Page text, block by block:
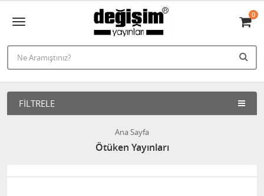
0
FILTRELE
Ana Sayfa
Ötüken Yayınları